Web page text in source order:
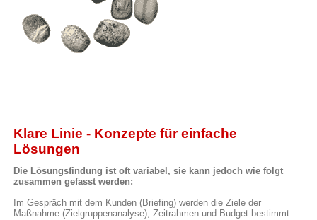
Klare Linie - Konzepte für einfache
Lösungen
Die Lösungsfindung ist oft variabel, sie kann jedoch wie folgt
zusammen gefasst werden:
Im Gespräch mit dem Kunden (Briefing) werden die Ziele der
Maßnahme (Zielgruppenanalyse), Zeitrahmen und Budget bestimmt.